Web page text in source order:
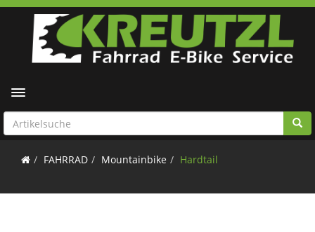
Toggle navigation
FAHRRAD Mountainbike Hardtail